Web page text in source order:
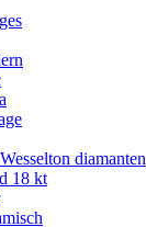
diamanten
18 kt